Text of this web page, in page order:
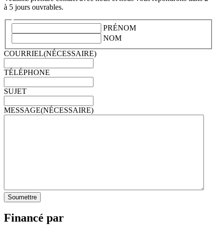
à 5 jours ouvrables.
PRÉNOM
NOM
COURRIEL(NÉCESSAIRE)
TÉLÉPHONE
SUJET
MESSAGE(NÉCESSAIRE)
Financé par